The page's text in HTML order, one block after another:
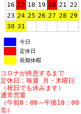
16 17 18 19 20 21 22
23 24 25 26 27 28 29
30 31
今日
定休日
長期休暇
コロナが終息するまで
定休日：毎週 月・木曜日
（祝日でも休みます）
通常営業
（午前8：00～午後18：00
迄）